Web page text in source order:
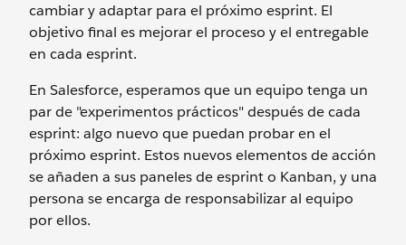
cambiar y adaptar para el próximo esprint. El
objetivo final es mejorar el proceso y el entregable
en cada esprint.
En Salesforce, esperamos que un equipo tenga un
par de "experimentos prácticos" después de cada
esprint: algo nuevo que puedan probar en el
próximo esprint. Estos nuevos elementos de acción
se añaden a sus paneles de esprint o Kanban, y una
persona se encarga de responsabilizar al equipo
por ellos.